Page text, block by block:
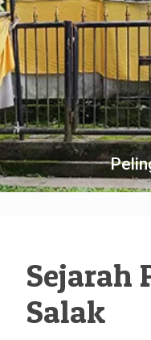
Sejarah
Salak